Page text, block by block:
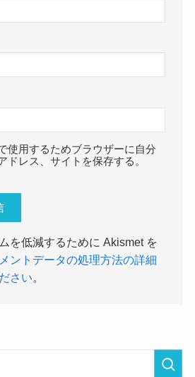
使用するためブラウザーに自分
ドレス、サイトを保存する。
を低減するために Akismet を
ントデータの処理方法の詳細
さい。